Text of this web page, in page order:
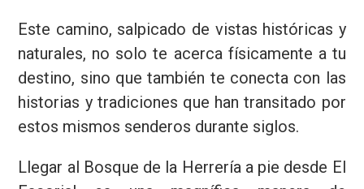
Este camino, salpicado de vistas históricas y
naturales, no solo te acerca físicamente a tu
destino, sino que también te conecta con las
historias y tradiciones que han transitado por
estos mismos senderos durante siglos.
Llegar al Bosque de la Herrería a pie desde El